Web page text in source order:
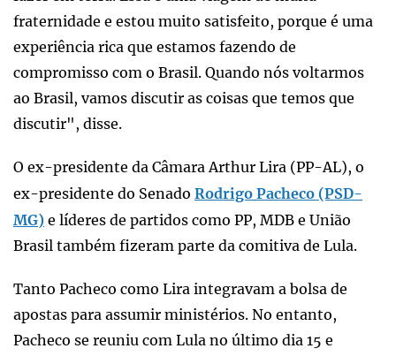
fraternidade e estou muito satisfeito, porque é uma
experiência rica que estamos fazendo de
compromisso com o Brasil. Quando nós voltarmos
ao Brasil, vamos discutir as coisas que temos que
discutir", disse.
O ex-presidente da Câmara Arthur Lira (PP-AL), o
ex-presidente do Senado Rodrigo Pacheco (PSD-
MG) e líderes de partidos como PP, MDB e União
Brasil também fizeram parte da comitiva de Lula.
Tanto Pacheco como Lira integravam a bolsa de
apostas para assumir ministérios. No entanto,
Pacheco se reuniu com Lula no último dia 15 e